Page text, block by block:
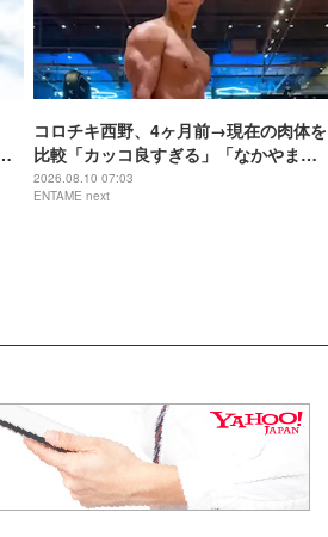
コロチキ西野、4ヶ月前→現在の肉体を
比較「カッコ良すぎる」「なかやまき
んに君みたい」
2026.08.10 07:03
ENTAME next